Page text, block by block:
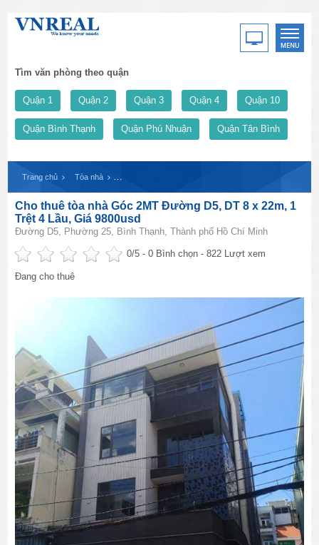
Tìm văn phòng theo quận
Quận 1 Quận 2 Quận 3 Quận 4 Quận 10
Quận Bình Thạnh Quận Phú Nhuận Quận Tân Bình
Trang chủ Tòa nhà
Cho thuê tòa nhà Góc 2MT Đường D5, DT 8 x 22m, 1
Trệt 4 Lầu, Giá 9800usd
Đường D5, Phường 25, Bình Thạnh, Thành phố Hồ Chí Minh
0/5 -0 Bình chọn - 822 Lượt xem
Đang cho thuê